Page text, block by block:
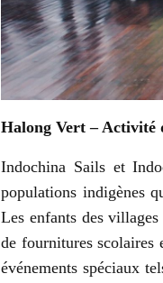
Halong Vert – Activité
Indochina Sails et
populations indigènes
Les enfants des
de fournitures scolaires
événements spéciaux